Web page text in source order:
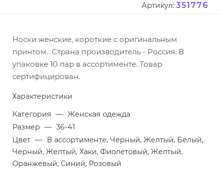
Артикул: 351776
Носки женские, короткие с оригинальным
принтом. Страна производитель - Россия. В
упаковке 10 пар в ассортименте. Товар
сертифицирован.
Характеристики
Категория — Женская одежда
Размер — 36-41
Цвет — В ассортименте, Черный, Желтый, Белый,
Черный, Желтый, Хаки, Фиолетовый, Желтый,
Оранжевый, Синий, Розовый